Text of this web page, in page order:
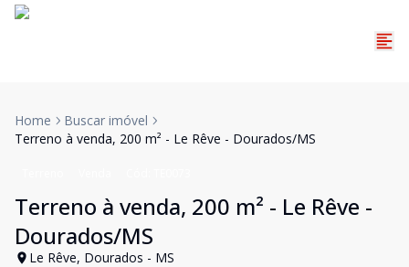
Home
Buscar imóvel
Terreno à venda, 200 m² - Le Rêve - Dourados/MS
Terreno à venda, 200 m² - Le Rêve -
Dourados/MS
Le Rêve, Dourados - MS